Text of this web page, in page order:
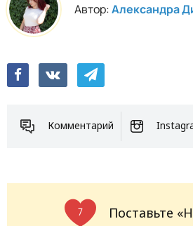
Автор:Александра
Комментарий
7 Поставьте